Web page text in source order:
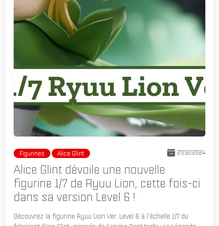
Figurines Alice Glint 27/12/2024
Alice Glint dévoile une nouvelle
figurine 1/7 de Ryuu Lion, cette fois-ci
dans sa version Level 6 !
Découvrez la figurine Ryuu Lion Ver. Level 6 à l'échelle 1/7 du